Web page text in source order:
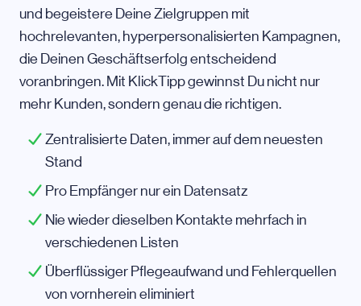
und begeistere Deine Zielgruppen mit
hochrelevanten, hyperpersonalisierten Kampagnen,
die Deinen Geschäftserfolg entscheidend
voranbringen. Mit KlickTipp gewinnst Du nicht nur
mehr Kunden, sondern genau die richtigen.
Zentralisierte Daten, immer auf dem neuesten
Stand
Pro Empfänger nur ein Datensatz
Nie wieder dieselben Kontakte mehrfach in
verschiedenen Listen
Überflüssiger Pflegeaufwand und Fehlerquellen
von vornherein eliminiert